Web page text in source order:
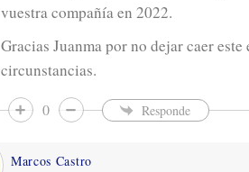
vuestra compañía en 2022.
Gracias Juanma por no dejar caer este
circunstancias.
0 Responde
Marcos Castro